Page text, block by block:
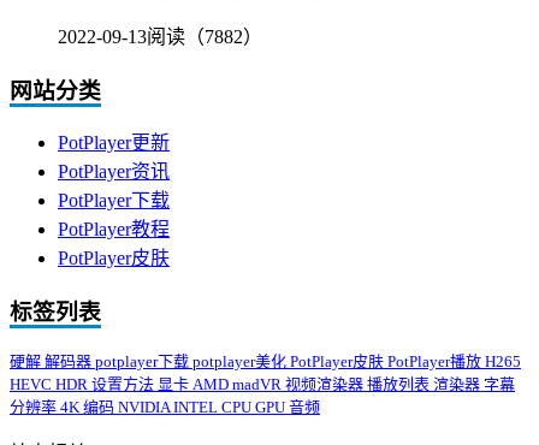
2022-09-13阅读（7882）
网站分类
PotPlayer更新
PotPlayer资讯
PotPlayer下载
PotPlayer教程
PotPlayer皮肤
标签列表
硬解 解码器 potplayer下载 potplayer美化 PotPlayer皮肤 PotPlayer播放 H265
HEVC HDR 设置方法 显卡 AMD madVR 视频渲染器 播放列表 渲染器 字幕
分辨率 4K 编码 NVIDIA INTEL CPU GPU 音频